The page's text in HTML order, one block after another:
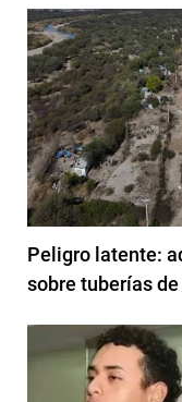
Peligro latente:
sobre tuberías